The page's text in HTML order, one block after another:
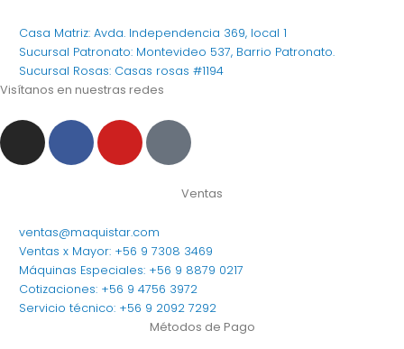
Casa Matriz: Avda. Independencia 369, local 1
Sucursal Patronato: Montevideo 537, Barrio Patronato.
Sucursal Rosas: Casas rosas #1194
Visítanos en nuestras redes
I
n
s
g
r
a
m
F
a
c
o
o
k
Y
o
u
b
e
T
k
k
Ventas
ventas@maquistar.com
Ventas x Mayor: +56 9 7308 3469
Máquinas Especiales: +56 9 8879 0217
Cotizaciones: +56 9 4756 3972
Servicio técnico: +56 9 2092 7292
Métodos de Pago